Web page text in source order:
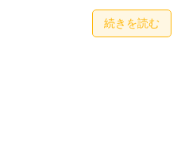
続きを読む